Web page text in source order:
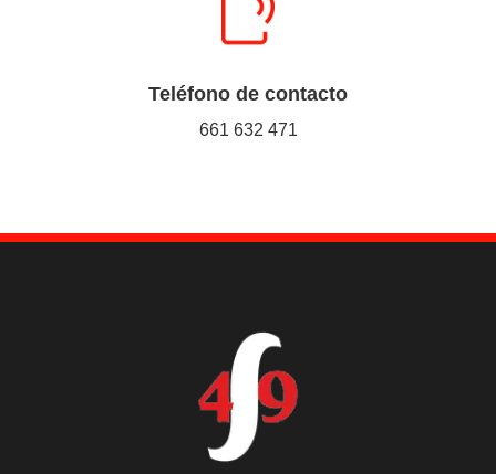
Teléfono de contacto
661 632 471